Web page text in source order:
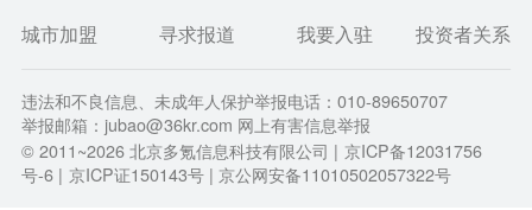
城市加盟
寻求报道 我要入驻 投资者关系
违法和不良信息、未成年人保护举报电话：010-89650707
举报邮箱：jubao@36kr.com 网上有害信息举报
© 2011~2026北京多氪信息科技有限公司 | 京ICP备12031756
号-6 | 京ICP证150143号 | 京公网安备11010502057322号